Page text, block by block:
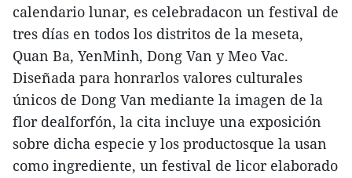
calendario lunar, es celebradacon un festival de
tres días en todos los distritos de la meseta,
Quan Ba, YenMinh, Dong Van y Meo Vac.
Diseñada para honrarlos valores culturales
únicos de Dong Van mediante la imagen de la
flor dealforfón, la cita incluye una exposición
sobre dicha especie y los productosque la usan
como ingrediente, un festival de licor elaborado